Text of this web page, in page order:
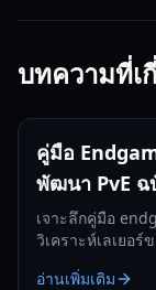
บทความที่เ
คู่มือ
พัฒนา PvE
เจาะลึกคู่มือ
วิเคราะห์เลเยอ
อ่านเพิ่มเติม